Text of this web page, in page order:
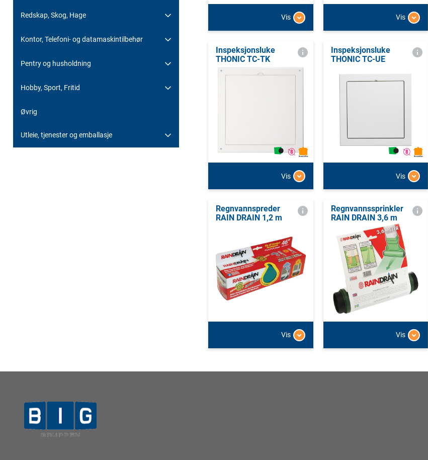
Redskap, Skog, Hage
Kontor, Telefoni- og datamaskintilbehør
Pentry og husholdning
Hobby, Sport, Fritid
Øvrig
Utleie, tjenester og emballasje
Vis Vis
Inspeksjonsluke
THONIC TC-TK
Vis
Inspeksjonsluke
THONIC TC-UE
Vis
Regnvannspreder
RAIN DRAIN 1,2 m
Vis
Regnvannssprinkler
RAIN DRAIN 3,6 m
Vis